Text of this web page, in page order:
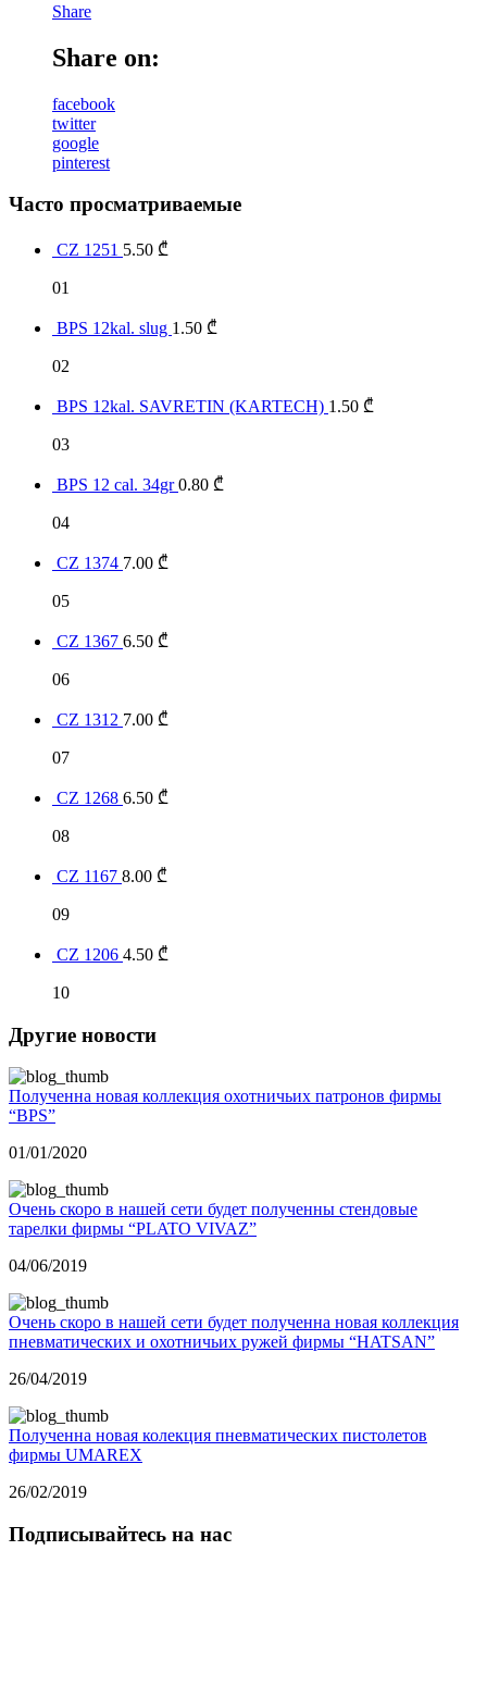
Share
Share on:
facebook
twitter
google
pinterest
Часто просматриваемые
CZ 1251 5.50 ₾
01
BPS 12kal. slug 1.50 ₾
02
BPS 12kal. SAVRETIN (KARTECH) 1.50 ₾
03
BPS 12 cal. 34gr0.80 ₾
04
CZ 1374 7.00 ₾
05
CZ 1367 6.50 ₾
06
CZ 1312 7.00 ₾
07
CZ 1268 6.50 ₾
08
CZ 1167 8.00 ₾
09
CZ 1206 4.50 ₾
10
Другие новости
Полученна новая коллекция охотничьих патронов фирмы
“BPS”
01/01/2020
Очень скоро в нашей сети будет полученны стендовые
тарелки фирмы “PLATO VIVAZ”
04/06/2019
Очень скоро в нашей сети будет полученна новая коллекция
пневматических и охотничьих ружей фирмы “HATSAN”
26/04/2019
Полученна новая колекция пневматических пистолетов
фирмы UMAREX
26/02/2019
Подписывайтесь на нас